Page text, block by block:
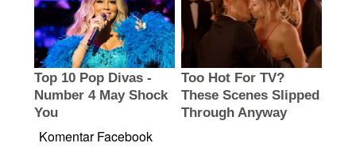
Komentar Facebook